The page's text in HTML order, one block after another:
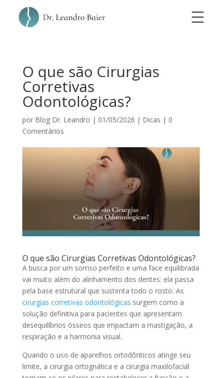
O que são Cirurgias
Corretivas
Odontológicas?
por Blog Dr. Leandro | 01/05/2026 | Dicas | 0
Comentários
O que são Cirurgias Corretivas Odontológicas?
A busca por um sorriso perfeito e uma face equilibrada
vai muito além do alinhamento dos dentes: ela passa
pela base estrutural que sustenta todo o rosto. As
cirurgias corretivas odontológicas surgem como a
solução definitiva para pacientes que apresentam
desequilíbrios ósseos que impactam a mastigação, a
respiração e a harmonia visual.
Quando o uso de aparelhos ortodônticos atinge seu
limite, a cirurgia ortognática e a cirurgia maxilofacial